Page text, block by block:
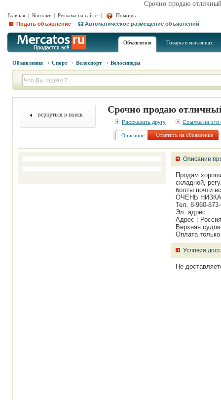
Срочно продаю
Главная | Контакт | Реклама на сайте |
Помощь
Подать объявление
Автоматическое размещение объявлений
Объявления Товары в магазинах
Объявления Спорт Велоспорт Велосипеды
вернуться в поиск Срочно продаю
Рассказать другу Ссылка на это
Описание Ответить на объявление
Описание
Продам
складной,
болты почти
ОЧЕНЬ
Тел. 8-960-
Эл. адрес :
Адрес :
Верхняя
Оплата
Условия
Не